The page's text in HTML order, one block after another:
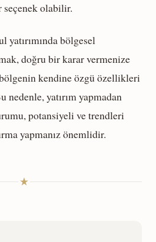
olabilir.
yatırımında bölgesel
doğru bir karar vermenize
kendine özgü özellikleri
nedenle, yatırım yapmadan
potansiyeli ve trendleri
yapmanız önemlidir.